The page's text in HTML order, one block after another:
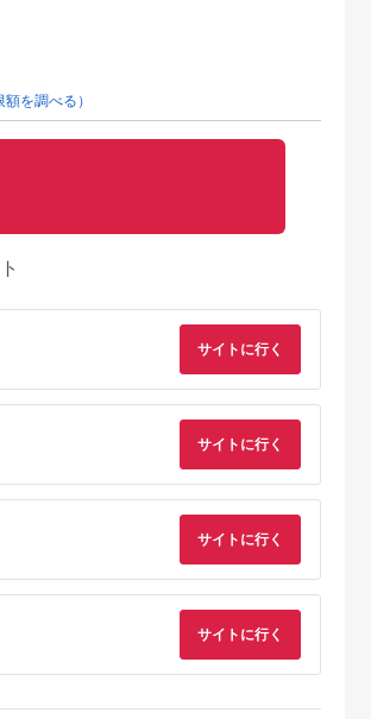
額を調べる）
サイトに行く
サイトに行く
サイトに行く
サイトに行く